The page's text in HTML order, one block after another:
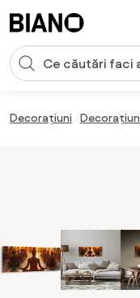
Introducerea căutării
Decorațiuni